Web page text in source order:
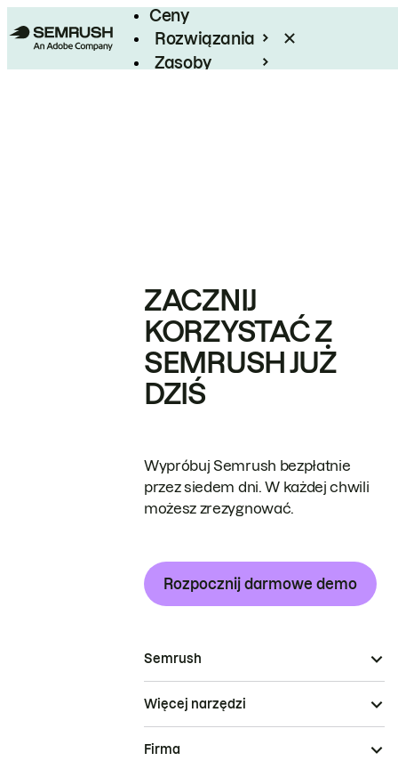
Ceny
Rozwiązania
Zasoby
ZACZNIJ
KORZYSTAĆ Z
SEMRUSH JUŻ
DZIŚ
Wypróbuj Semrush bezpłatnie
przez siedem dni. W każdej chwili
możesz zrezygnować.
Rozpocznij darmowe demo
Semrush
Więcej narzędzi
Firma